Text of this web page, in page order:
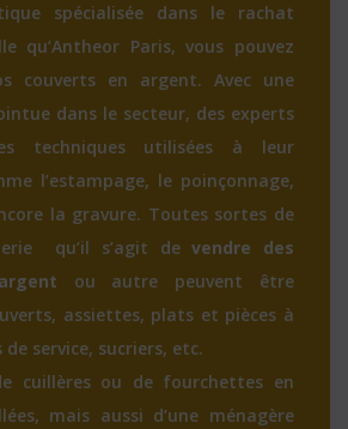
spécialisée dans le rachat
qu’Antheor Paris, vous pouvez
couverts en argent. Avec une
dans le secteur, des experts
techniques utilisées à leur
l’estampage, le poinçonnage,
la gravure. Toutes sortes de
qu’il s’agit devendre des
ou autre peuvent être
assiettes, plats et pièces à
service, sucriers, etc.
cuillères ou de fourchettes en
mais aussi d’une ménagère